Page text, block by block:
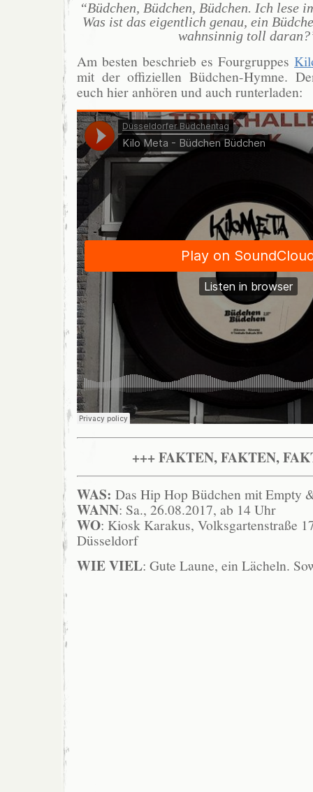
“Büdchen, Büdchen, Büdchen. Ich lese
Was ist das eigentlich genau, ein
wahnsinnig toll
Am besten beschrieb es Fourgruppes
mit der offiziellen Büdchen-Hymne.
euch hier anhören und auch runterladen:
+++ FAKTEN, FAKTEN,
WAS: Das Hip Hop Büdchen mit Empty
WANN: Sa., 26.08.2017, ab 14 Uhr
WO: Kiosk Karakus, Volksgartenstraße
Düsseldorf
WIE VIEL: Gute Laune, ein Lächeln.